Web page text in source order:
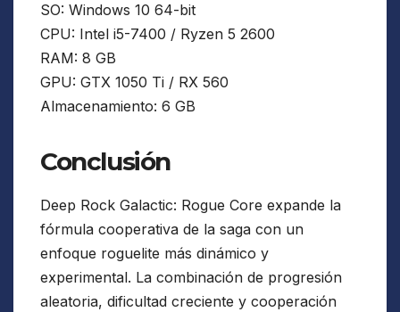
SO: Windows 10 64-bit
CPU: Intel i5-7400 / Ryzen 5 2600
RAM: 8 GB
GPU: GTX 1050 Ti / RX 560
Almacenamiento: 6 GB
Conclusión
Deep Rock Galactic: Rogue Core expande la
fórmula cooperativa de la saga con un
enfoque roguelite más dinámico y
experimental. La combinación de progresión
aleatoria, dificultad creciente y cooperación